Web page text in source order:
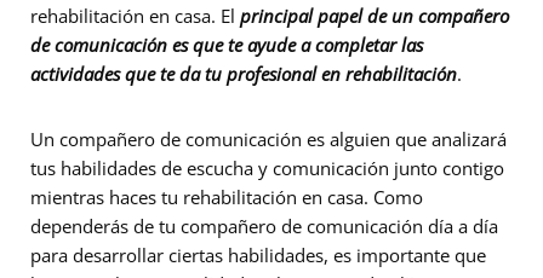
rehabilitación en casa. El principal papel de un compañero
de comunicación es que te ayude a completar las
actividades que te da tu profesional en rehabilitación.
Un compañero de comunicación es alguien que analizará
tus habilidades de escucha y comunicación junto contigo
mientras haces tu rehabilitación en casa. Como
dependerás de tu compañero de comunicación día a día
para desarrollar ciertas habilidades, es importante que